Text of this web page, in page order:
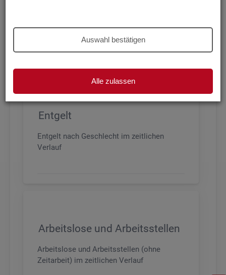
Auswahl bestätigen
Alle zulassen
Arbeitszeit und Anforderungsniveau, sowie
den wichtigsten Branchen
Entgelt
Entgelt nach Geschlecht im zeitlichen
Verlauf
Arbeitslose und Arbeitsstellen
Arbeitslose und Arbeitsstellen (ohne
Zeitarbeit) im zeitlichen Verlauf